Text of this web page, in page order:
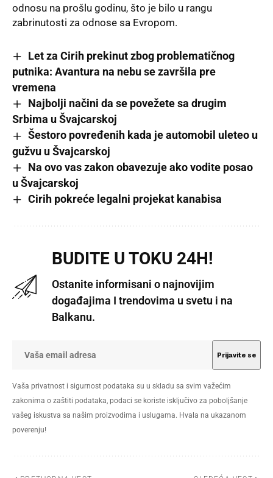
odnosu na prošlu godinu, što je bilo u rangu
zabrinutosti za odnose sa Evropom.
Let za Cirih prekinut zbog problematičnog
putnika: Avantura na nebu se završila pre
vremena
Najbolji načini da se povežete sa drugim
Srbima u Švajcarskoj
Šestoro povređenih kada je automobil uleteo u
gužvu u Švajcarskoj
Na ovo vas zakon obavezuje ako vodite posao
u Švajcarskoj
Cirih pokreće legalni projekat kanabisa
BUDITE U TOKU 24H!
Ostanite informisani o najnovijim
događajima I trendovima u svetu i na
Balkanu.
Vaša privatnost i sigurnost podataka su u skladu sa svim važećim
zakonima o zaštiti podataka, podaci se koriste isključivo za poboljšanje
vašeg iskustva sa našim proizvodima i uslugama. Hvala na ukazanom
poverenju!